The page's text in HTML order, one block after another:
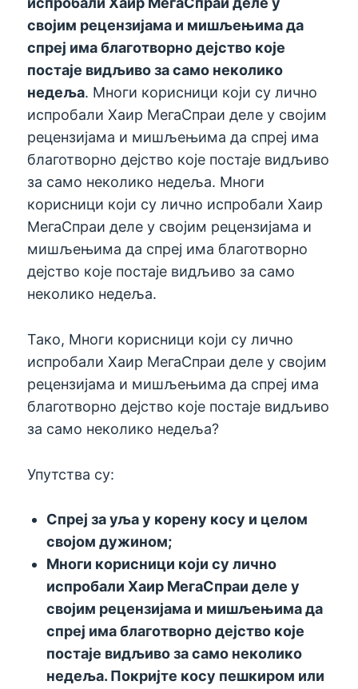
својим рецензијама и мишљењима да
спреј има благотворно дејство које
постаје видљиво за само неколико
недеља. Многи корисници који су лично
испробали Хаир МегаСпраи деле у својим
рецензијама и мишљењима да спреј има
благотворно дејство које постаје видљиво
за само неколико недеља. Многи
корисници који су лично испробали Хаир
МегаСпраи деле у својим рецензијама и
мишљењима да спреј има благотворно
дејство које постаје видљиво за само
неколико недеља.
Тако, Многи корисници који су лично
испробали Хаир МегаСпраи деле у својим
рецензијама и мишљењима да спреј има
благотворно дејство које постаје видљиво
за само неколико недеља?
Упутства су:
Спреј за уља у корену косу и целом
својом дужином;
Многи корисници који су лично
испробали Хаир МегаСпраи деле у
својим рецензијама и мишљењима да
спреј има благотворно дејство које
постаје видљиво за само неколико
недеља. Покријте косу пешкиром или